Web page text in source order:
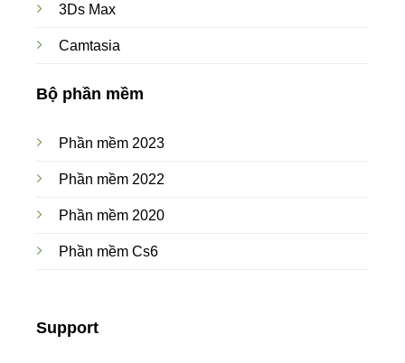
3Ds Max
Camtasia
Bộ phần mềm
Phần mềm 2023
Phần mềm 2022
Phần mềm 2020
Phần mềm Cs6
Support